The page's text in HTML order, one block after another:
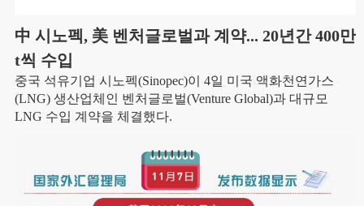
中 시노펙, 美 벤처글로벌과 계약... 20년간 400만
t씩 수입
중국 석유기업 시노펙(Sinopec)이 4일 미국 액화천연가스
(LNG) 생산업체인 벤처글로벌(Venture Global)과 대규모
LNG 수입 계약을 체결했다.